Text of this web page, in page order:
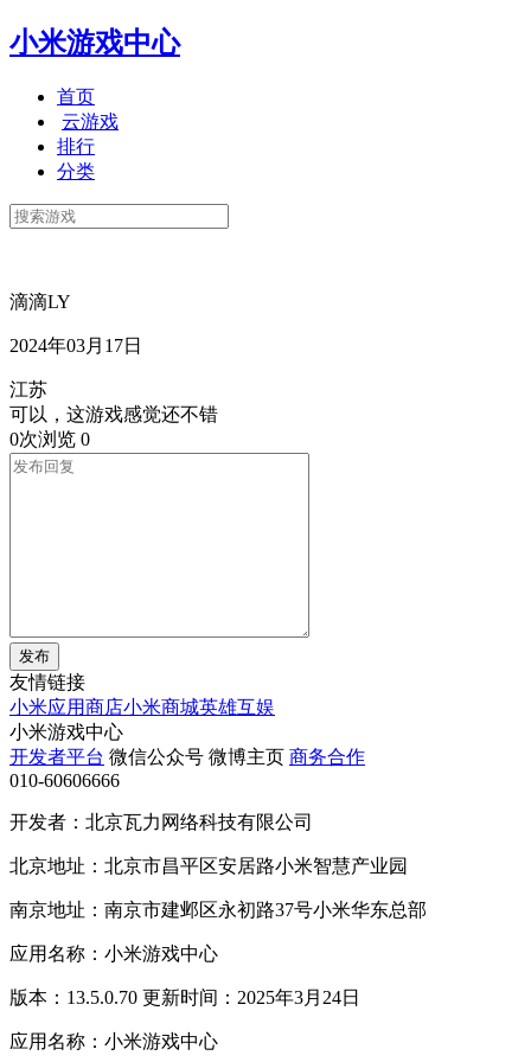
小米游戏中心
首页
云游戏
排行
分类
滴滴LY
2024年03月17日
江苏
可以，这游戏感觉还不错
0次浏览 0
发布
友情链接
小米应用商店小米商城英雄互娱
小米游戏中心
开发者平台 微信公众号 微博主页 商务合作
010-60606666
开发者：北京瓦力网络科技有限公司
北京地址：北京市昌平区安居路小米智慧产业园
南京地址：南京市建邺区永初路37号小米华东总部
应用名称：小米游戏中心
版本：13.5.0.70 更新时间：2025年3月24日
应用名称：小米游戏中心